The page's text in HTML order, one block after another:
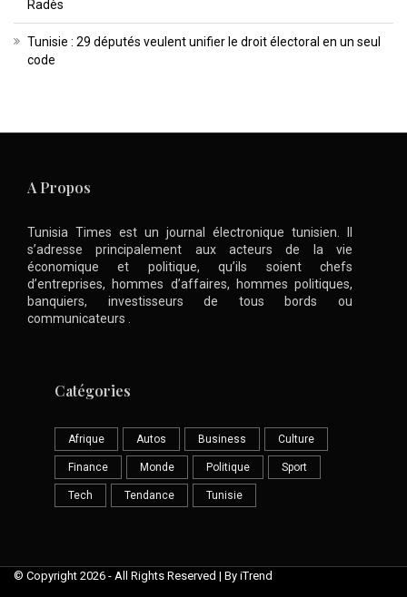
Radès
Tunisie : 29 députés veulent unifier le droit électoral en un seul
code
A Propos
Tunisia Times est un journal électronique tunisien. Il
s’adresse principalement aux acteurs de la vie
économique et politique, qu’ils soient chefs
d’entreprises, hommes d’affaires, hommes politiques,
banquiers, investisseurs de tous bords ou
communicateurs .
Catégories
Afrique Autos Business Culture
Finance Monde Politique Sport
Tech Tendance Tunisie
© Copyright 2026 - All Rights Reserved | By iTrend